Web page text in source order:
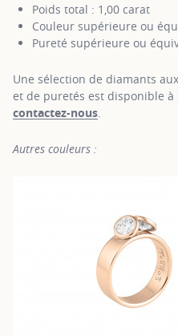
Poids total : 1,00 carat
Couleur supérieure ou
Pureté supérieure ou
Une sélection de diamants
et de puretés est disponible à
contactez-nous
Autres couleurs :